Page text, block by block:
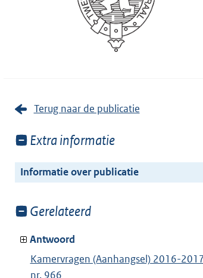
Terug naar de publicatie
Toon
van:
Extra informatie
Informatie over publicatie
Toon
van:
Gerelateerd
Antwoord
Kamervragen (Aanhangsel) 2016-
nr. 966